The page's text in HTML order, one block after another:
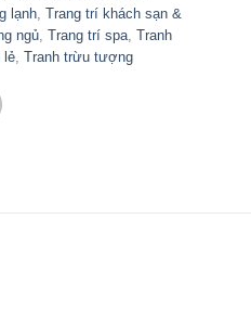
lạnh Trang trí khách sạn &
ngủ Trang trí spa Tranh
lẻ Tranh trừu tượng